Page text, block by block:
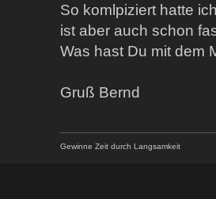
So komlpiziert hatte
ist aber auch schon
Was hast Du mit dem
Gruß Bernd
Gewinne Zeit durch Langsamkeit